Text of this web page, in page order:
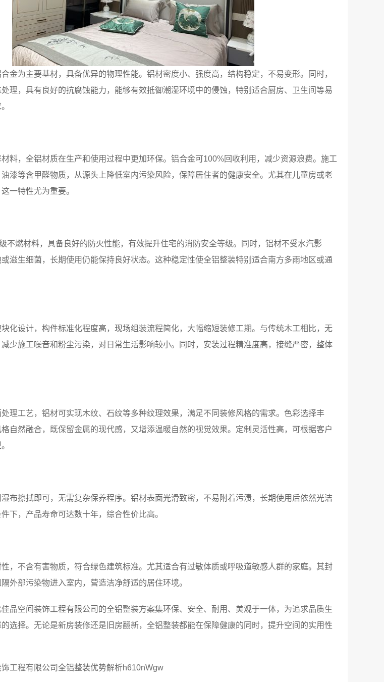
金为主要基材，具备优异的物理性能。铝材密度小、强度高，结构稳定，不易变形。同时，
理，具有良好的抗腐蚀能力，能够有效抵御潮湿环境中的侵蚀，特别适合厨房、卫生间等易
料，全铝材质在生产和使用过程中更加环保。铝合金可100%回收利用，减少资源浪费。施工
漆等含甲醛物质，从源头上降低室内污染风险，保障居住者的健康安全。尤其在儿童房或老
一特性尤为重要。
不燃材料，具备良好的防火性能，有效提升住宅的消防安全等级。同时，铝材不受水汽影
滋生细菌，长期使用仍能保持良好状态。这种稳定性使全铝整装特别适合南方多雨地区或通
化设计，构件标准化程度高，现场组装流程简化，大幅缩短装修工期。与传统木工相比，无
少施工噪音和粉尘污染，对日常生活影响较小。同时，安装过程精准度高，接缝严密，整体
理工艺，铝材可实现木纹、石纹等多种纹理效果，满足不同装修风格的需求。色彩选择丰
自然融合，既保留金属的现代感，又增添温暖自然的视觉效果。定制灵活性高，可根据客户
湿布擦拭即可，无需复杂保养程序。铝材表面光滑致密，不易附着污渍，长期使用后依然光洁
下，产品寿命可达数十年，综合性价比高。
，不含有害物质，符合绿色建筑标准。尤其适合有过敏体质或呼吸道敏感人群的家庭。其封
外部污染物进入室内，营造洁净舒适的居住环境。
品空间装饰工程有限公司的全铝整装方案集环保、安全、耐用、美观于一体，为追求品质生
选择。无论是新房装修还是旧房翻新，全铝整装都能在保障健康的同时，提升空间的实用性
工程有限公司全铝整装优势解析h610nWgw